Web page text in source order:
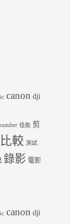
canon dji
佳能 剪
比較 測試
錄影 電影
canon dji